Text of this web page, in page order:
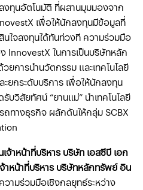
งทุนอัตโนมัติ ที่ผสานมุมมองจาก
เพื่อให้นักลงทุนมีข้อมูลที่
ใจลงทุนได้ทันท่วงที ความร่วมมือ
InnovestX ในการเป็นบริษัทหลัก
การนำนวัตกรรม และเทคโนโลยี
ยกระดับบริการ เพื่อให้นักลงทุน
บวิสัยทัศน์ “ยานแม่” นำเทคโนโลยี
ถทางธุรกิจ ผลักดันให้กลุ่ม SCBX
จ้าหน้าที่บริหาร บริษัท เอสซีบี เอก
าหน้าที่บริหาร บริษัทหลักทรัพย์ อิน
วามร่วมมือเชิงกลยุทธ์ระหว่าง